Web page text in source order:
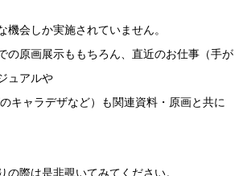
機会しか実施されていません。
の原画展示ももちろん、直近のお仕事（手が
ュアルや
キャラデザなど）も関連資料・原画と共に
の際は是非覗いてみてください。